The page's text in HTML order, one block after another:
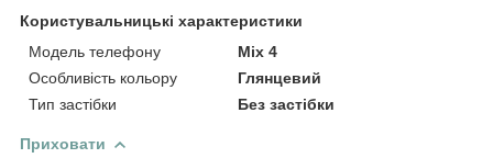
Користувальницькі характеристики
Модель телефону
Mix 4
Особливість кольору
Глянцевий
Тип застібки
Без застібки
Приховати